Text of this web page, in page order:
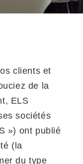
clients et
de la
ELS
sociétés
») ont publié
(la
du type